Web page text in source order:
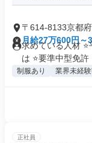
〒614-8133京都
月給27万600円～
求めている人材
は ⭐要準中型免許
制服あり 業界未経
正社員